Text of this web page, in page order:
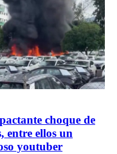
choque de
entre ellos un
youtuber